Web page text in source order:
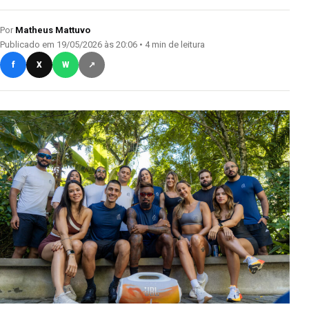
Por Matheus Mattuvo
Publicado em 19/05/2026 às 20:06 • 4 min de leitura
f X W ↗